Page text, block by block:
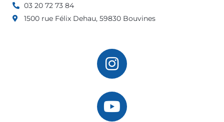
03 20 72 73 84
1500 rue Félix Dehau, 59830 Bouvines